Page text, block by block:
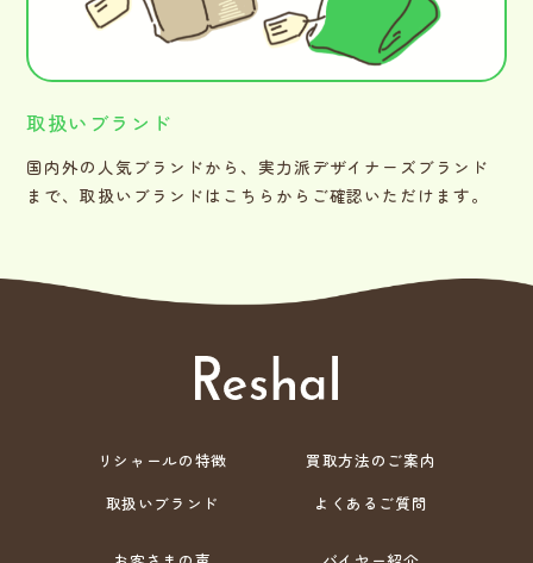
取扱いブランド
国内外の人気ブランドから、実力派デザイナーズブランド
まで、取扱いブランドはこちらからご確認いただけます。
リシャールの特徴
買取方法のご案内
取扱いブランド
よくあるご質問